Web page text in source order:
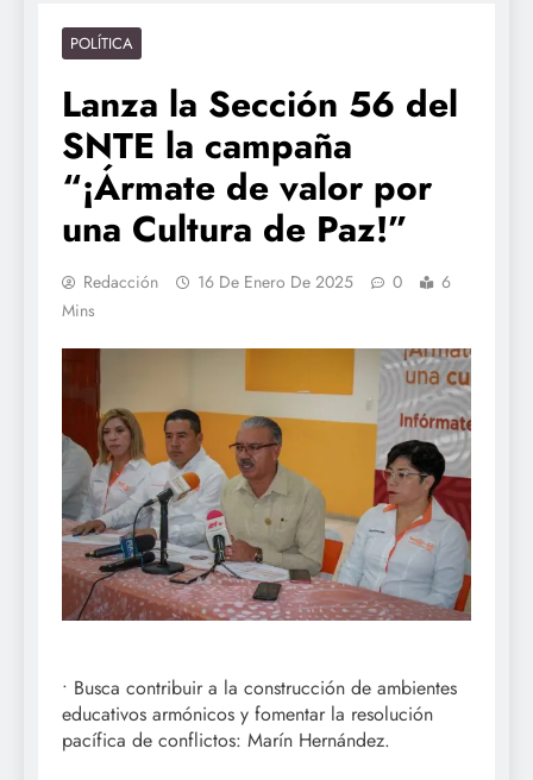
POLÍTICA
Lanza la Sección 56 del
SNTE la campaña
“¡Ármate de valor por
una Cultura de Paz!”
Redacción 16 De Enero De 2025 0
6
Mins
• Busca contribuir a la construcción de ambientes
educativos armónicos y fomentar la resolución
pacífica de conflictos: Marín Hernández.